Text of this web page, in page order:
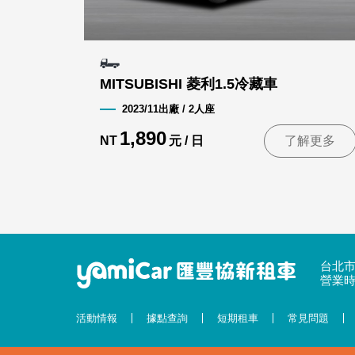
MITSUBISHI 菱利1.5冷藏車
2023/11出廠 / 2人座
NT 1,890 元 / 日 了解更多
台北
營業
活動情報 據點查詢 短期租車 常見問題